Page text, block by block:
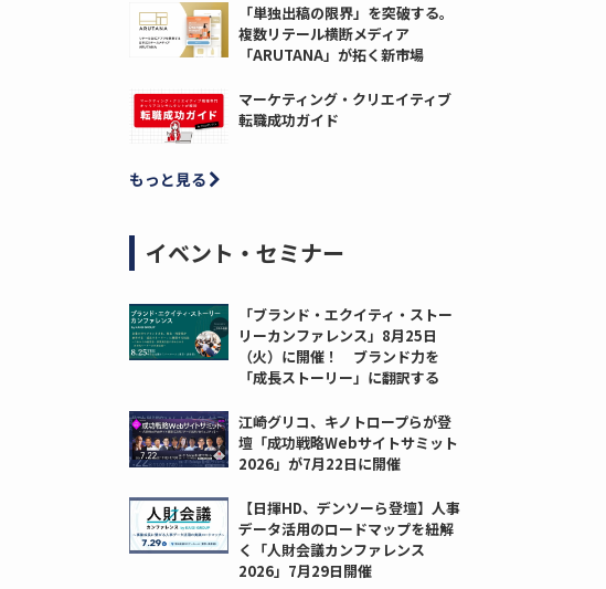
「単独出稿の限界」を突破する。
複数リテール横断メディア
「ARUTANA」が拓く新市場
マーケティング・クリエイティブ
転職成功ガイド
もっと見る
イベント・セミナー
「ブランド・エクイティ・ストー
リーカンファレンス」8月25日
（火）に開催！ ブランド力を
「成長ストーリー」に翻訳する
江崎グリコ、キノトロープらが登
壇「成功戦略Webサイトサミット
2026」が7月22日に開催
【日揮HD、デンソーら登壇】人事
データ活用のロードマップを紐解
く「人財会議カンファレンス
2026」7月29日開催